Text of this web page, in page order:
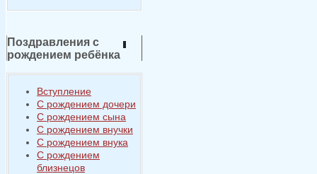
Поздравления с
рождением ребёнка
Вступление
С рождением дочери
С рождением сына
С рождением внучки
С рождением внука
С рождением
близнецов